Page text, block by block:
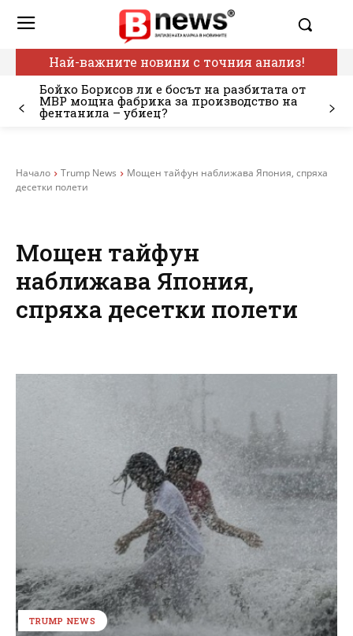
Най-важните новини с точния анализ!
Бойко Борисов ли е босът на разбитата от
МВР мощна фабрика за производство на
фентанила – убиец?
Начало Trump News
Мощен тайфун наближава Япония, спряха
десетки полети
Мощен тайфун
наближава Япония,
спряха десетки полети
TRUMP NEWS